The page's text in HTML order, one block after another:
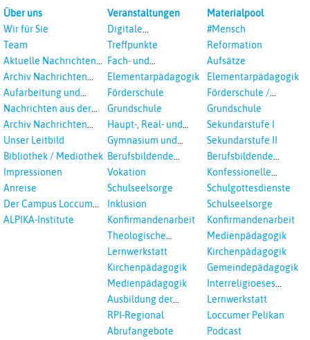
Über uns
Wir für Sie
Team
Aktuelle Nachrichten
aus dem RPI
Archiv Nachrichten
aus dem RPI ab 2018
Aufarbeitung und
Prävention
Landeskirche und EKD
Nachrichten aus der
Landeskirche
Archiv Nachrichten
aus der Landeskirche
Unser Leitbild
Bibliothek / Mediothek
Impressionen
Anreise
Der Campus Loccum
und Loccumer
ALPIKA-Institute
Veranstaltungen
Digitale
Veranstaltungen
Treffpunkte
Fach- und
Studientagungen
Elementarpädagogik
Förderschule
Grundschule
Haupt-, Real- und
Oberschule
Gymnasium und
Gesamtschule
Berufsbildende
Schulen
Vokation
Schulseelsorge
Inklusion
Konfirmandenarbeit
Theologische
Fortbildungen,
Interreligöses Lernen
Lernwerkstatt
Kirchenpädagogik
Medienpädagogik
Ausbildung der
Vikar*innen
RPI-Regional
Abrufangebote
Materialpool
#Mensch
Reformation
Aufsätze
Elementarpädagogik
Förderschule /
Inklusion
Grundschule
Sekundarstufe I
Sekundarstufe II
Berufsbildende
Schulen
Konfessionelle
Kooperation
Schulgottesdienste
Schulseelsorge
Konfirmandenarbeit
Medienpädagogik
Kirchenpädagogik
Gemeindepädagogik
Interreligioeses
Lernen
Lernwerkstatt
Loccumer Pelikan
Podcast